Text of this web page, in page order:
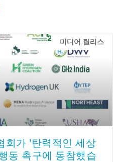
미디어 릴리스
회가 '탄력적인 세상
동 촉구에 동참했습